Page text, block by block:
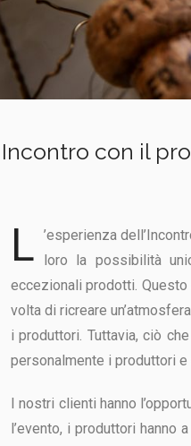
Incontro con il
L ’esperienza
loro la possibilità
eccezionali prodotti.
volta di ricreare
i produttori. Tuttavia, ciò
personalmente i produttori
I nostri clienti hanno
l’evento, i produttori hanno